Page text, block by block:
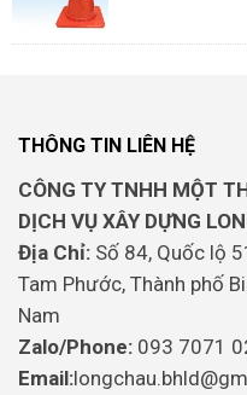
THÔNG TIN LIÊN HỆ
CÔNG TY TNHH MỘT
DỊCH VỤ XÂY DỰNG
Địa Chỉ: Số 84, Quốc lộ
Tam Phước, Thành phố
Nam
Zalo/Phone: 093 7071
Email: